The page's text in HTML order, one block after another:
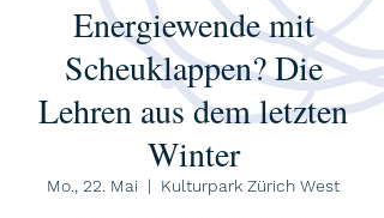
Energiewende mit
Scheuklappen? Die
Lehren aus dem letzten
Winter
Mo., 22. Mai
  |
Kulturpark Zürich West